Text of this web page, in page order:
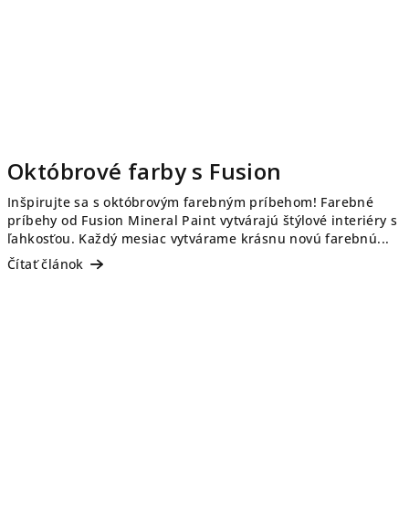
Októbrové farby s Fusion
Inšpirujte sa s októbrovým farebným príbehom! Farebné
príbehy od Fusion Mineral Paint vytvárajú štýlové interiéry s
ľahkosťou. Každý mesiac vytvárame krásnu novú farebnú...
Čítať článok